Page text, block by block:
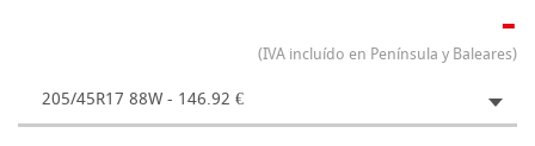
-
(IVA incluído en Península y Baleares)
205/45R17 88W - 146.92 €